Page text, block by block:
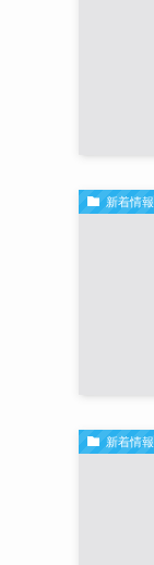
新着情報
新着情報